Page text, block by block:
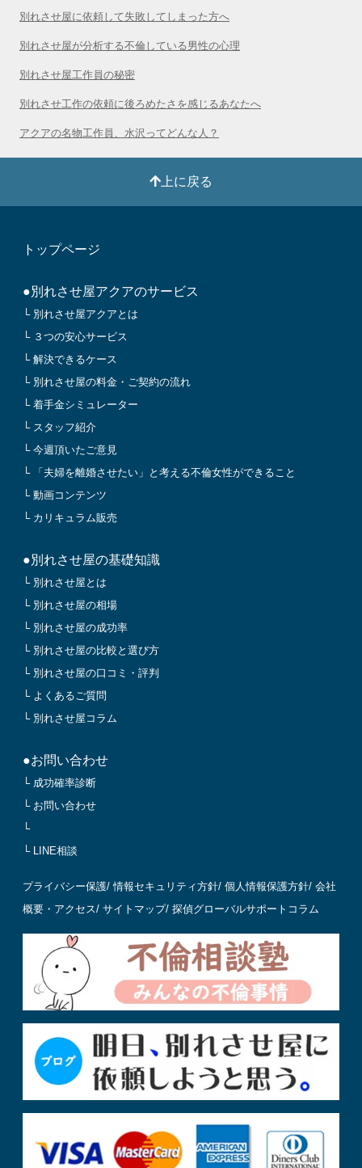
別れさせ屋に依頼して失敗してしまった方へ
別れさせ屋が分析する不倫している男性の心理
別れさせ屋工作員の秘密
別れさせ工作の依頼に後ろめたさを感じるあなたへ
アクアの名物工作員、水沢ってどんな人？
上に戻る
トップページ
●別れさせ屋アクアのサービス
└ 別れさせ屋アクアとは
└ ３つの安心サービス
└ 解決できるケース
└ 別れさせ屋の料金・ご契約の流れ
└ 着手金シミュレーター
└ スタッフ紹介
└ 今週頂いたご意見
└ 「夫婦を離婚させたい」と考える不倫女性ができること
└ 動画コンテンツ
└ カリキュラム販売
●別れさせ屋の基礎知識
└ 別れさせ屋とは
└ 別れさせ屋の相場
└ 別れさせ屋の成功率
└ 別れさせ屋の比較と選び方
└ 別れさせ屋の口コミ・評判
└ よくあるご質問
└ 別れさせ屋コラム
●お問い合わせ
└ 成功確率診断
└ お問い合わせ
└
└ LINE相談
プライバシー保護/情報セキュリティ方針/ 個人情報保護方針/ 会社
概要・アクセス/ サイトマップ/ 探偵グローバルサポートコラム